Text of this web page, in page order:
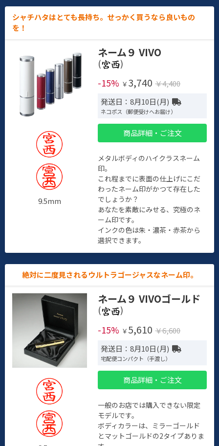
シャチハタはとても長持ち。せっかく買うなら良いもの
を！
9.5mm
ネーム９ VIVO
(
)
-15% ￥ 3,740 ￥4,400
発送日：8月10日(月)
ネコポス（郵便受けへお届け）
商品詳細・ご注文
メタルボディのハイクラスネーム
印。
これ程までに表面の仕上げにこだ
わったネーム印がかつて存在した
でしょうか？
あなたを素敵にみせる、究極のネ
ーム印です。
インクの色は朱・濃茶・赤茶から
選択できます。
絶対に二度見されるウルトラゴージャスなネーム印。
ネーム９ VIVOゴールド
(
)
-15% ￥ 5,610 ￥6,600
発送日：8月10日(月)
宅配便コンパクト（手渡し）
商品詳細・ご注文
一般のお店では購入できない限定
モデルです。
ボディカラーは、ミラーゴールド
とマットゴールドの2タイプありま